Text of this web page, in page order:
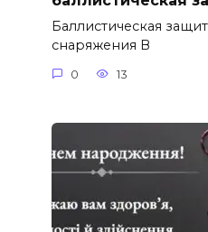
Баллистическая
снаряжения В
0 13